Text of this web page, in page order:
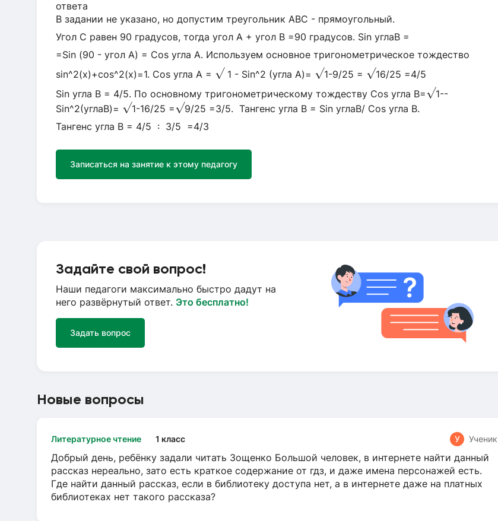
В задании не указано, но допустим треугольник АВС - прямоугольный.
Угол С равен 90 градусов, тогда угол А + угол В =90 градусов. Sin углаВ =
=Sin (90 - угол А) = Cos угла А. Используем основное тригонометрическое тождество
sin^2(x)+cos^2(x)=1. Cos угла А = √ 1 - Sin^2 (угла А)= √1-9/25 = √16/25 =4/5
Sin угла В = 4/5. По основному тригонометрическому тождеству Cos угла В=√1--
Sin^2(углаВ)= √1-16/25 =√9/25 =3/5. Тангенс угла В = Sin углаВ/ Сos угла В.
Тангенс угла В = 4/5 : 3/5 =4/3
Записаться на занятие к этому педагогу
Задайте свой вопрос!
Наши педагоги максимально быстро дадут на
него развёрнутый ответ. Это бесплатно!
Задать вопрос
Новые вопросы
Литературное чтение 1 класс У Ученик
Добрый день, ребёнку задали читать Зощенко Большой человек, в интернете найти данный
рассказ нереально, зато есть краткое содержание от гдз, и даже имена персонажей есть.
Где найти данный рассказ, если в библиотеку доступа нет, а в интернете даже на платных
библиотеках нет такого рассказа?